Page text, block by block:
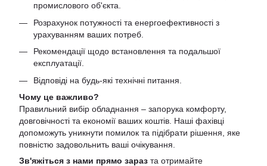
промислового об'єкта.
Розрахунок потужності та енергоефективності з
урахуванням ваших потреб.
Рекомендації щодо встановлення та подальшої
експлуатації.
Відповіді на будь-які технічні питання.
Чому це важливо?
Правильний вибір обладнання – запорука комфорту,
довговічності та економії ваших коштів. Наші фахівці
допоможуть уникнути помилок та підібрати рішення, яке
повністю задовольнить ваші очікування.
Зв'яжіться з нами прямо зараз та отримайте